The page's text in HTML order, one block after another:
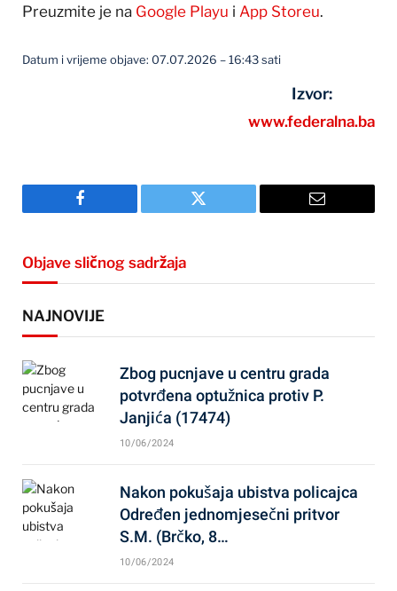
Preuzmite je na Google Playu i App Storeu.
Datum i vrijeme objave: 07.07.2026 – 16:43 sati
Izvor:
www.federalna.ba
Facebook Twitter Email
Objave sličnog sadržaja
NAJNOVIJE
Zbog pucnjave u centru grada
potvrđena optužnica protiv P.
Janjića (17474)
10/06/2024
Nakon pokušaja ubistva policajca
Određen jednomjesečni pritvor
S.M. (Brčko, 8…
10/06/2024